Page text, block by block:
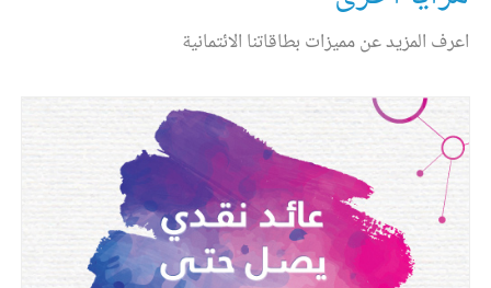
اعرف المزيد عن مميزات بطاقاتنا الائتمانية